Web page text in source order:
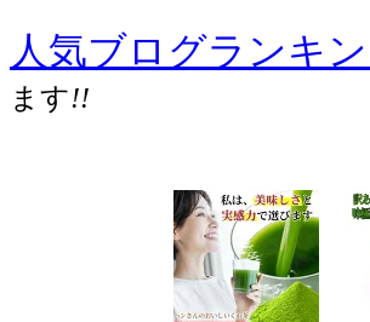
人気ブログランキ
ます!!